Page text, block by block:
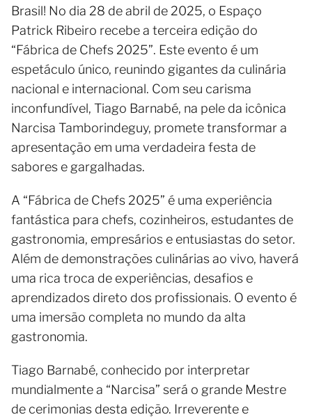
Brasil! No dia 28 de abril de 2025, o Espaço
Patrick Ribeiro recebe a terceira edição do
“Fábrica de Chefs 2025”. Este evento é um
espetáculo único, reunindo gigantes da culinária
nacional e internacional. Com seu carisma
inconfundível, Tiago Barnabé, na pele da icônica
Narcisa Tamborindeguy, promete transformar a
apresentação em uma verdadeira festa de
sabores e gargalhadas.
A “Fábrica de Chefs 2025” é uma experiência
fantástica para chefs, cozinheiros, estudantes de
gastronomia, empresários e entusiastas do setor.
Além de demonstrações culinárias ao vivo, haverá
uma rica troca de experiências, desafios e
aprendizados direto dos profissionais. O evento é
uma imersão completa no mundo da alta
gastronomia.
Tiago Barnabé, conhecido por interpretar
mundialmente a “Narcisa” será o grande Mestre
de cerimonias desta edição. Irreverente e